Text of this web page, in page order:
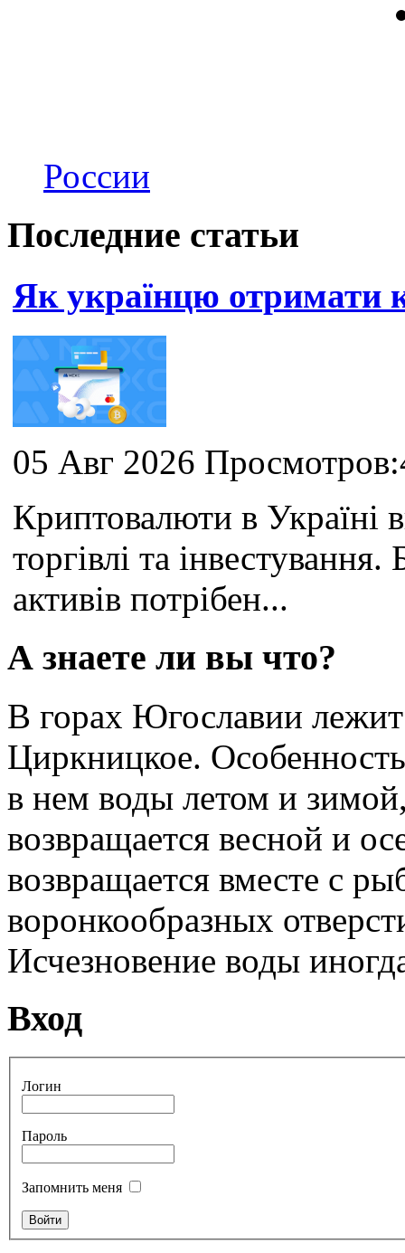
России
Последние статьи
Як українцю отримати
05 Авг 2026
Криптовалюти в Україні
торгівлі та
активів потрібен...
А знаете ли вы что?
В горах Югославии лежит
Циркницкое.
в нем воды летом и
возвращается весной и
возвращается вместе с
воронкообразных
Исчезновение воды
Вход
Логин
Пароль
Запомнить меня